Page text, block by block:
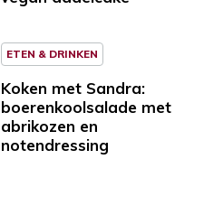
ETEN & DRINKEN
Koken met Sandra:
boerenkoolsalade met
abrikozen en
notendressing